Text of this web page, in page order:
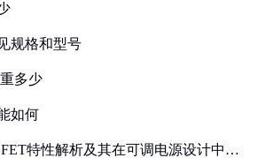
规格和型号
多少
如何
特性解析及其在可调电源设计中的